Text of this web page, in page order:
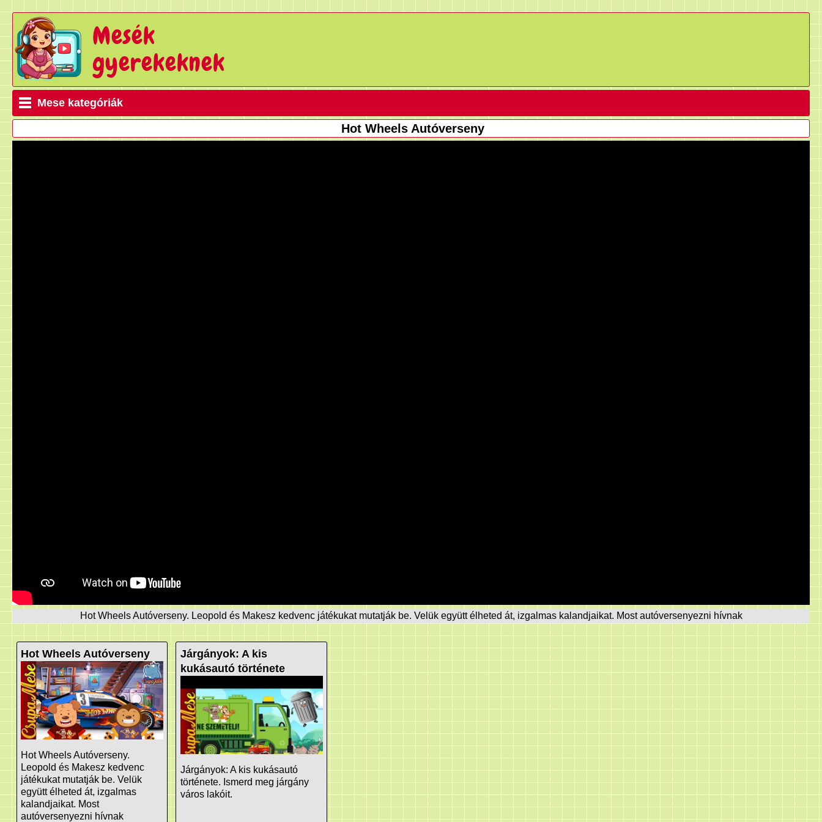
Mesék
gyerekeknek
Mese kategóriák
Hot Wheels Autóverseny
Hot Wheels Autóverseny. Leopold és Makesz kedvenc játékukat mutatják be. Velük együtt élheted át, izgalmas kalandjaikat. Most autóversenyezni hívnak
Hot Wheels Autóverseny
Hot Wheels Autóverseny.
Leopold és Makesz kedvenc
játékukat mutatják be. Velük
együtt élheted át, izgalmas
kalandjaikat. Most
autóversenyezni hívnak
Járgányok: A kis
kukásautó története
Járgányok: A kis kukásautó
története. Ismerd meg járgány
város lakóit.